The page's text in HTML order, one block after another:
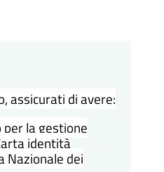
assicurati di avere:
per la gestione
identità
Nazionale dei